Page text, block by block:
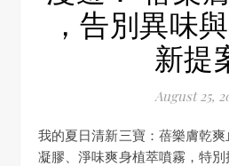
，告別異味
新提
August 25,
我的夏日清新三寶：蓓樂膚乾爽止汗護手霜、制汗清爽
凝膠、淨味爽身植萃噴霧，特